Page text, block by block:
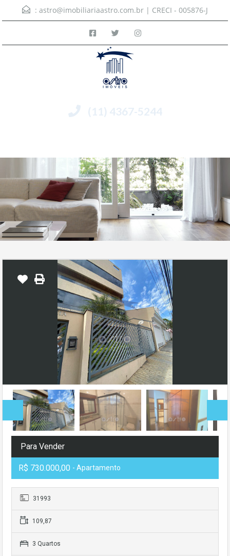
: astro@imobiliariaastro.com.br | CRECI - 005876-J
(11) 4367-5244
Para Vender
R$ 730.000,00 - Apartamento
31993
109,87
3 Quartos